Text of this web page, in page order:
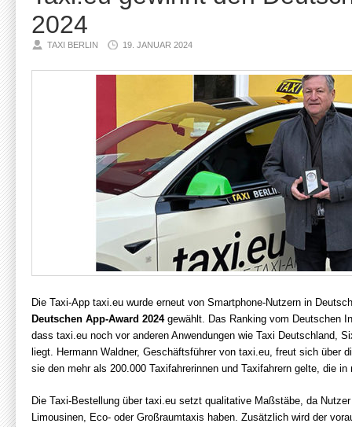
2024
TAXI BERLIN 19. JANUAR 2024
Die Taxi-App taxi.eu wurde erneut von Smartphone-Nutzern in
Deutschen App-Award 2024gewählt. Das Ranking vom Deutschen
dass taxi.eu noch vor anderen Anwendungen wie Taxi Deutschland,
liegt. Hermann Waldner, Geschäftsführer von taxi.eu, freut sich über
sie den mehr als 200.000 Taxifahrerinnen und Taxifahrern gelte, die
Die Taxi-Bestellung über taxi.eu setzt qualitative Maßstäbe, da
Limousinen, Eco- oder Großraumtaxis haben. Zusätzlich wird der